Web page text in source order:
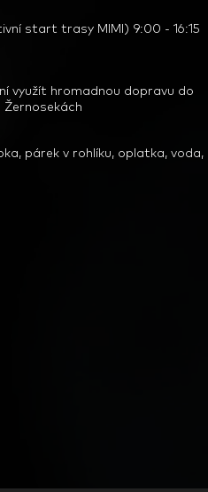
start trasy MIMI) 9:00 - 16:15
využít hromadnou dopravu do
Žernosekách
párek v rohlíku, oplatka, voda,